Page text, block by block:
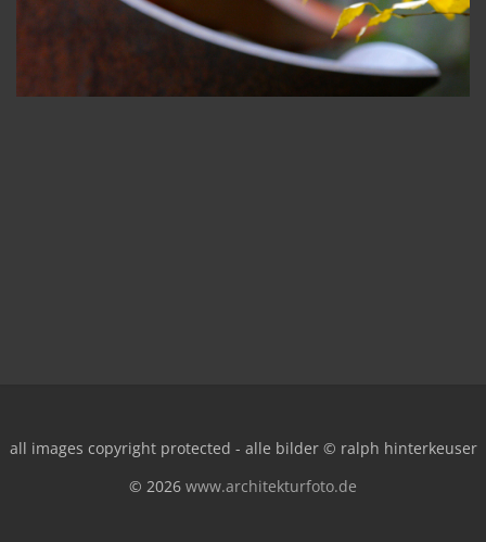
all images copyright protected - alle bilder © ralph hinterkeuser
© 2026 www.architekturfoto.de